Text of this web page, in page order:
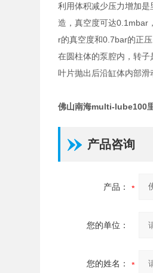
利用体积减少压力增加
造，真空度可达0.1mbar
r的真空度和0.7bar的正压
在圆柱体的泵腔内，转
叶片抛出后沿缸体内部滑
佛山南海multi-lube100
产品咨询
产品：
您的单位：
您的姓名：